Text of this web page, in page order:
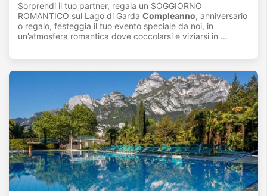
Sorprendi il tuo partner, regala un SOGGIORNO
ROMANTICO sul Lago di Garda Compleanno, anniversario
o regalo, festeggia il tuo evento speciale da noi, in
un’atmosfera romantica dove coccolarsi e viziarsi in ...